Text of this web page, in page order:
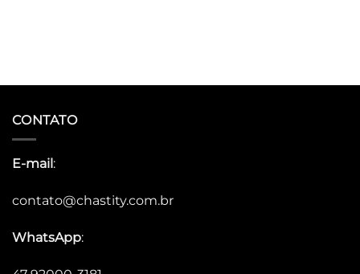
CONTATO
E-mail :
contato@chastity.com.br
WhatsApp: